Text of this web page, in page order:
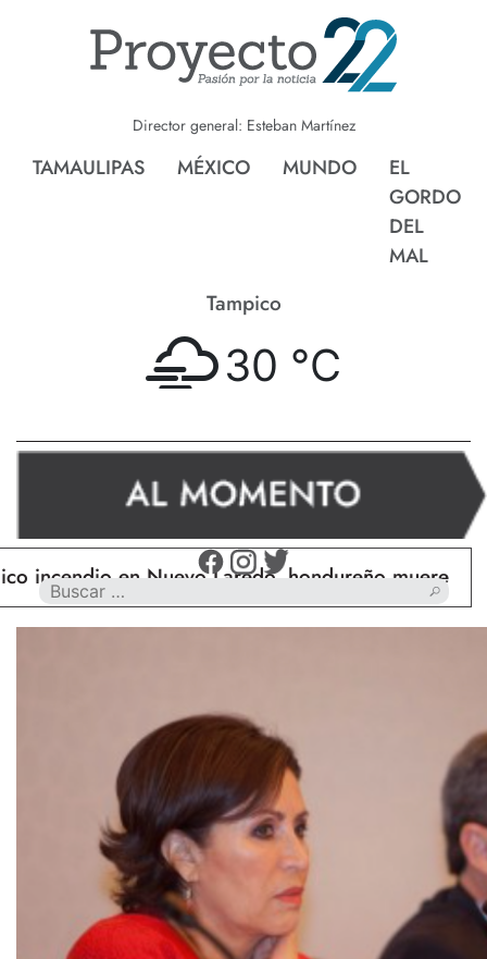
Director general: Esteban Martínez
TAMAULIPAS MÉXICO MUNDO
EL
GORDO
DEL
MAL
Tampico
30 °C
en Nuevo Laredo, hondureño muere calcinado